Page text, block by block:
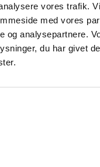
vores trafik.
med vores
og analysepartnere.
du har givet